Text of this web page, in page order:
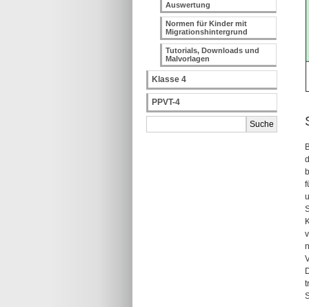
Auswertung
Normen für Kinder mit
Migrationshintergrund
Tutorials, Downloads und
Malvorlagen
Klasse 4
PPVT-4